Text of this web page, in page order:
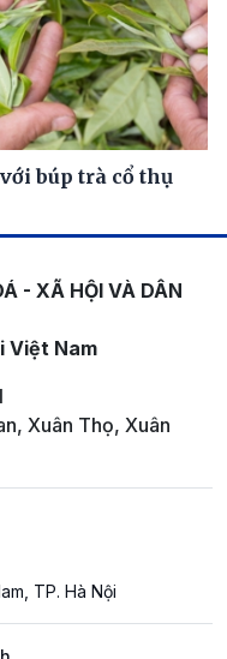
búp trà cổ thụ
- XÃ HỘI VÀ DÂN
Việt Nam
Xuân Thọ, Xuân
TP. Hà Nội